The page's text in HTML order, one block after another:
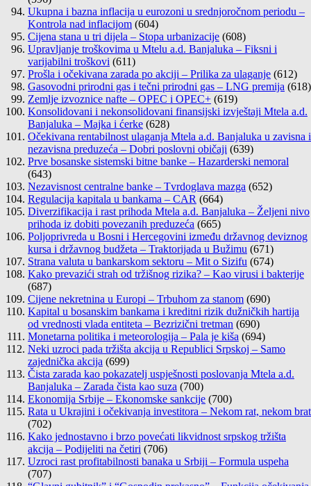
Ukupna i bazna inflacija u eurozoni u srednjoročnom periodu –
Kontrola nad inflacijom (604)
Cijena stana u tri dijela – Stopa urbanizacije (608)
Upravljanje troškovima u Mtelu a.d. Banjaluka – Fiksni i
varijabilni troškovi (611)
Prošla i očekivana zarada po akciji – Prilika za ulaganje (612)
Gasovodni prirodni gas i tečni prirodni gas – LNG premija (618)
Zemlje izvoznice nafte – OPEC i OPEC+ (619)
Konsolidovani i nekonsolidovani finansijski izvještaji Mtela a.d.
Banjaluka – Majka i ćerke (628)
Očekivana rentabilnost ulaganja Mtela a.d. Banjaluka u zavisna i
nezavisna preduzeća – Dobri poslovni običaji (639)
Prve bosanske sistemski bitne banke – Hazarderski nemoral
(643)
Nezavisnost centralne banke – Tvrdoglava mazga (652)
Regulacija kapitala u bankama – CAR (664)
Diverzifikacija i rast prihoda Mtela a.d. Banjaluka – Željeni nivo
prihoda iz dobiti povezanih preduzeća (665)
Poljoprivreda u Bosni i Hercegovini između državnog deviznog
kursa i državnog budžeta – Traktorijada u Bužimu (671)
Strana valuta u bankarskom sektoru – Mit o Sizifu (674)
Kako prevazići strah od tržišnog rizika? – Kao virusi i bakterije
(687)
Cijene nekretnina u Europi – Trbuhom za stanom (690)
Kapital u bosanskim bankama i kreditni rizik dužničkih hartija
od vrednosti vlada entiteta – Bezrizični tretman (690)
Monetarna politika i meteorologija – Pala je kiša (694)
Neki uzroci pada tržišta akcija u Republici Srpskoj – Samo
zajednička akcija (699)
Čista zarada kao pokazatelj uspješnosti poslovanja Mtela a.d.
Banjaluka – Zarada čista kao suza (700)
Ekonomija Srbije – Ekonomske sankcije (700)
Rata u Ukrajini i očekivanja investitora – Nekom rat, nekom brat
(702)
Kako jednostavno i brzo povećati likvidnost srpskog tržišta
akcija – Podijeliti na četiri (706)
Uzroci rast profitabilnosti banaka u Srbiji – Formula uspeha
(707)